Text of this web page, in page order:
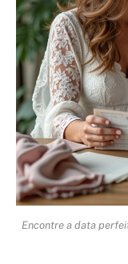
Encontre a data